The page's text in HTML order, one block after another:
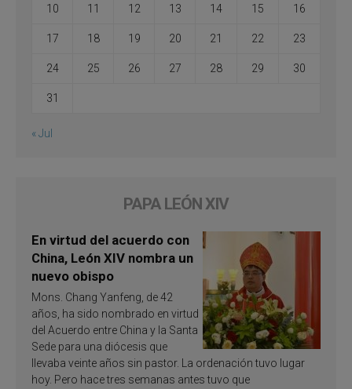
10 11 12 13 14 15 16
17 18 19 20 21 22 23
24 25 26 27 28 29 30
31
« Jul
PAPA LEÓN XIV
En virtud del acuerdo con
China, León XIV nombra un
nuevo obispo
Mons. Chang Yanfeng, de 42
años, ha sido nombrado en virtud
del Acuerdo entre China y la Santa
Sede para una diócesis que
llevaba veinte años sin pastor. La ordenación tuvo lugar
hoy. Pero hace tres semanas antes tuvo que